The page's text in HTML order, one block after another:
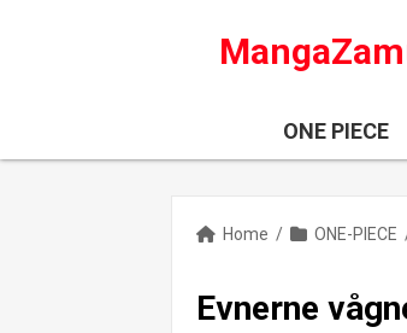
ONE PIECE
Home / ONE-PIECE
Evnerne